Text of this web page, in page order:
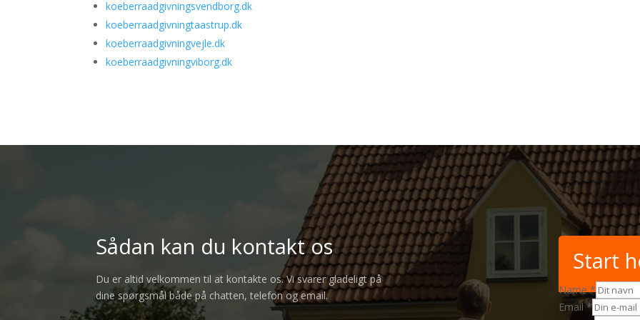
koeberraadgivningsvendborg.dk
koeberraadgivningtaastrup.dk
koeberraadgivningvejle.dk
koeberraadgivningviborg.dk
Sådan kan du kontakt os
Du er altid velkommen til at kontakte os. Vi svarer gladeligt på
dine spørgsmål både på chatten, telefon og email.
Start
Name*
Email*